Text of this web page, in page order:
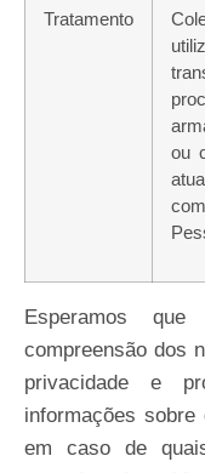
Tratamento
ou
Esperamos
compreensão dos
privacidade e
informações
em caso de